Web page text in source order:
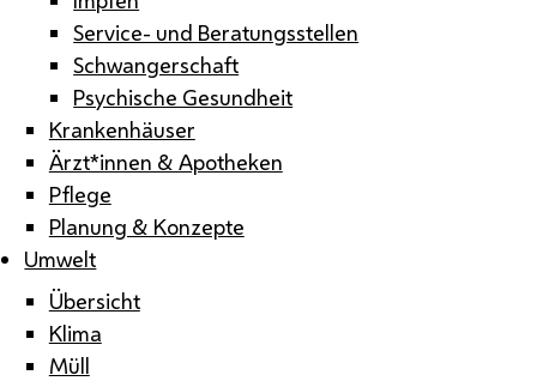
Service- und Beratungsstellen
Schwangerschaft
Psychische Gesundheit
Krankenhäuser
Ärzt*innen & Apotheken
Pflege
Planung & Konzepte
Umwelt
Übersicht
Klima
Müll